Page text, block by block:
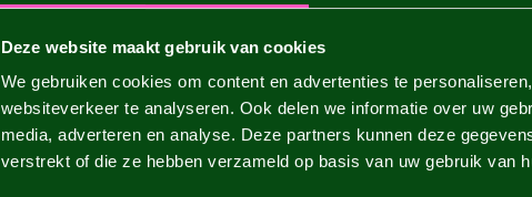
Deze website maakt gebruik van cookies
We gebruiken cookies om content en advertenties te
websiteverkeer te analyseren. Ook delen we informatie over uw
media, adverteren en analyse. Deze partners kunnen deze
verstrekt of die ze hebben verzameld op basis van uw gebruik van
Decoratif
1
VII-XI